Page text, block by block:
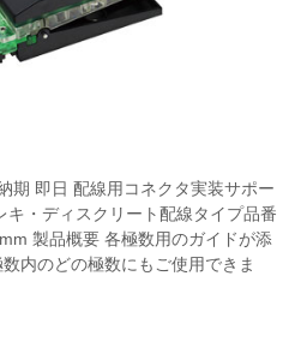
期 即日 配線用コネクタ実装サポー
キ・ディスクリート配線タイプ品番
製品概要 各極数用のガイドが添
内のどの極数にもご使用できま